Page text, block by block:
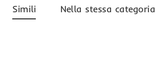
Simili Nella stessa categoria